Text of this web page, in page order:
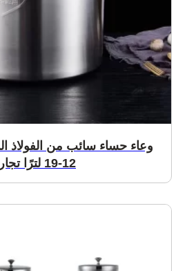
وعاء حساء سائب من الفولاذ
12-19 لترًا تجاري